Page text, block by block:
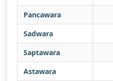
Pancawara
Sadwara
Saptawara
Astawara